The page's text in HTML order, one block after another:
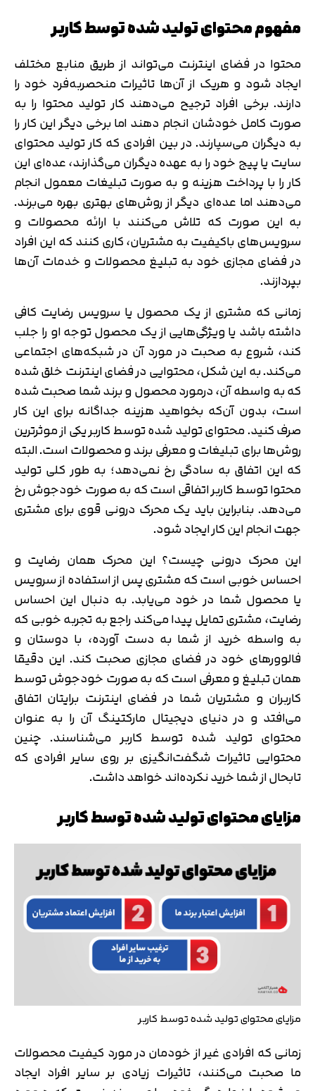
مفهوم محتوای تولید شده توسط کاربر
محتوا در فضای اینترنت می‌تواند از طریق منابع مختلف
ایجاد شود و هریک از آن‌ها تاثیرات منحصربه‌فرد خود را
دارند. برخی افراد ترجیح می‌دهند کار تولید محتوا را به
صورت کامل خودشان انجام دهند اما برخی دیگر این کار را
به دیگران می‌سپارند. در بین افرادی که کار تولید محتوای
سایت یا پیج خود را به عهده دیگران می‌گذارند، عده‌ای این
کار را با پرداخت هزینه و به صورت تبلیغات معمول انجام
می‌دهند اما عده‌ای دیگر از روش‌های بهتری بهره می‌برند.
به این صورت که تلاش می‌کنند با ارائه محصولات و
سرویس‌های باکیفیت به مشتریان، کاری کنند که این افراد
در فضای مجازی خود به تبلیغ محصولات و خدمات آن‌ها
بپردازند.
زمانی که مشتری از یک محصول یا سرویس رضایت کافی
داشته باشد یا ویژگی‌هایی از یک محصول توجه او را جلب
کند، شروع به صحبت در مورد آن در شبکه‌های اجتماعی
می‌کند. به این شکل، محتوایی در فضای اینترنت خلق شده
که به واسطه آن، درمورد محصول و برند شما صحبت شده
است، بدون آن‌که بخواهید هزینه جداگانه برای این کار
صرف کنید. محتوای تولید شده توسط کاربر یکی از موثرترین
روش‌ها برای تبلیغات و معرفی برند و محصولات است. البته
که این اتفاق به سادگی رخ نمی‌دهد؛ به طور کلی تولید
محتوا توسط کاربر اتفاقی است که به صورت خودجوش رخ
می‌دهد. بنابراین باید یک محرک درونی قوی برای مشتری
جهت انجام این کار ایجاد شود.
این محرک درونی چیست؟ این محرک همان رضایت و
احساس خوبی است که مشتری پس از استفاده از سرویس
یا محصول شما در خود می‌یابد. به دنبال این احساس
رضایت، مشتری تمایل پیدا می‌کند راجع به تجربه خوبی که
به واسطه خرید از شما به دست آورده، با دوستان و
فالوورهای خود در فضای مجازی صحبت کند. این دقیقا
همان تبلیغ و معرفی است که به صورت خودجوش توسط
کاربران و مشتریان شما در فضای اینترنت برایتان اتفاق
می‌افتد و در دنیای دیجیتال مارکتینگ آن را به عنوان
محتوای تولید شده توسط کاربر می‌شناسند. چنین
محتوایی تاثیرات شگفت‌انگیزی بر روی سایر افرادی که
تابحال از شما خرید نکرده‌اند خواهد داشت.
مزایای محتوای تولید شده توسط کاربر
مزایای محتوای تولید شده توسط کاربر
زمانی که افرادی غیر از خودمان در مورد کیفیت محصولات
ما صحبت می‌کنند، تاثیرات زیادی بر سایر افراد ایجاد